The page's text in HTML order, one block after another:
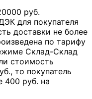
руб.
для покупателя
доставки не более
по тарифу
Склад-Склад
стоимость
то покупатель
400 руб. на